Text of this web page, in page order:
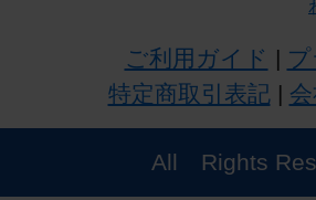
ご利用ガイド |
特定商取引表記|
All Rights